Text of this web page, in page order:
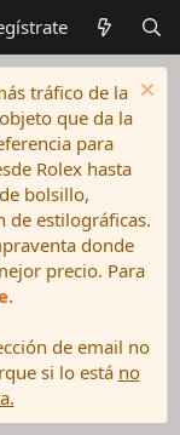
tráfico de la
que da la
para
Rolex hasta
bolsillo,
de estilográficas.
donde
precio. Para
.
de email no
si lo está no